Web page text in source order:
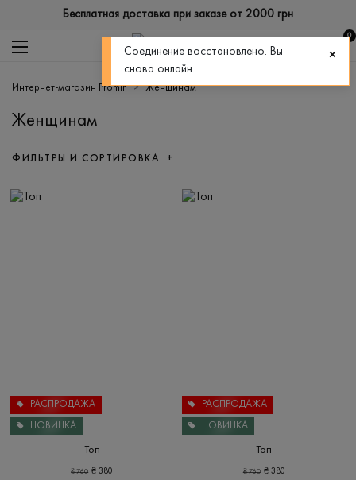
Бесплатная доставка при заказе от 2000 грн
0
Интернет-магазин Promin Женщинам
Женщинам
ФИЛЬТРЫ И СОРТИРОВКА +
НОВИНКА
РАСПРОДАЖА
Топ
₴760 ₴380
НОВИНКА
РАСПРОДАЖА
Топ
₴760 ₴ 380
Соединение восстановлено. Вы
снова онлайн.